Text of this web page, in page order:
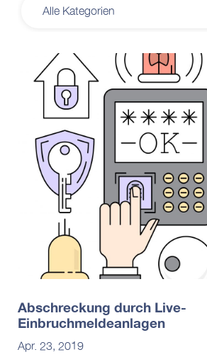
Abschreckung durch Live-
Einbruchmeldeanlagen
Apr. 23, 2019